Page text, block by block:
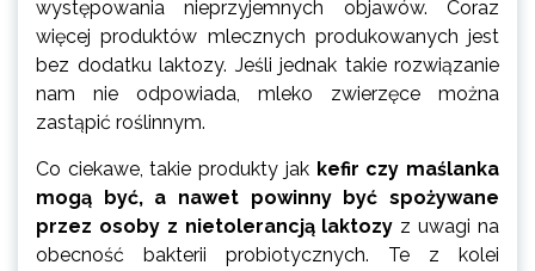
występowania nieprzyjemnych objawów. Coraz
więcej produktów mlecznych produkowanych jest
bez dodatku laktozy. Jeśli jednak takie rozwiązanie
nam nie odpowiada, mleko zwierzęce można
zastąpić roślinnym.
Co ciekawe, takie produkty jak kefir czy maślanka
mogą być, a nawet powinny być spożywane
przez osoby z nietolerancją laktozy z uwagi na
obecność bakterii probiotycznych. Te z kolei